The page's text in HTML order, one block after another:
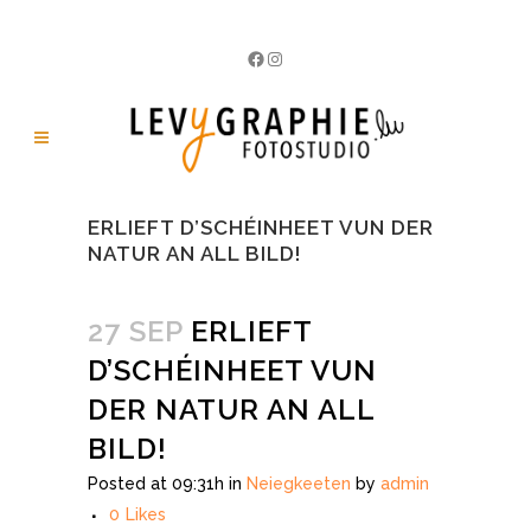
Facebook
Instagram
ERLIEFT D’SCHÉINHEET VUN DER
NATUR AN ALL BILD!
27 SEP ERLIEFT
D’SCHÉINHEET VUN
DER NATUR AN ALL
BILD!
Posted at 09:31h in Neiegkeeten by admin
0 Likes